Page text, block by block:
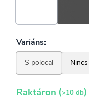
Raktáron (>10 db)